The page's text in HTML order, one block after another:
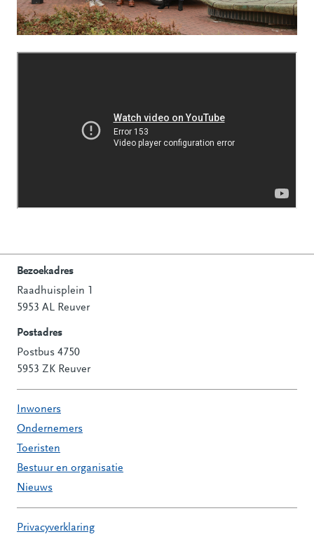
Contactinformatie
Bezoekadres
Raadhuisplein 1
5953 AL Reuver
Postadres
Postbus 4750
5953 ZK Reuver
Inwoners
Ondernemers
Toeristen
Bestuur en organisatie
Nieuws
Privacyverklaring